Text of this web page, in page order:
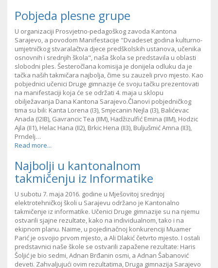
Pobjeda plesne grupe
U organizaciji Prosvjetno-pedagoškog zavoda Kantona
Sarajevo, a povodom Manifestacije "Dvadeset godina kulturno-
umjetničkog stvaralačtva djece predškolskih ustanova, učenika
osnovnih i srednjih škola", naša škola se predstavila u oblasti
slobodni ples. Šesteročlana komisija je donijela odluku da je
tačka naših takmičara najbolja, čime su zauzeli prvo mjesto. Kao
pobjednici učenici Druge gimnazije će svoju tačku prezentovati
na manifestaciji koja će se održati 4. maja u sklopu
obilježavanja Dana Kantona Sarajevo.Članovi pobjedničkog
tima su bili: Kanta Lorena (I3), Smjecanin Nejla (I3), Balićevac
Anada (I2IB), Gavrancic Tea (IIM), Hadžizulfić Emina (IIM), Hodzic
Ajla (II1), Helac Hana (II2), Brkic Hena (II3), Buljušmić Amna (II3),
Prndelj…
Read more...
Najbolji u kantonalnom
takmičenju iz Informatike
U subotu 7. maja 2016. godine u Mješovitoj srednjoj
elektrotehničkoj školi u Sarajevu održano je Kantonalno
takmičenje iz informatike. Učenici Druge gimnazije su na njemu
ostvarili sjajne rezultate, kako na individualnom, tako i na
ekipnom planu. Naime, u pojedinačnoj konkurenciji Muamer
Parić je osvojio prvom mjesto, a Ali Dlakić četvrto mjesto. I ostali
predstavnici naše škole se ostvarili zapažene rezultate: Haris
Šoljić je bio sedmi, Adnan Brđanin osmi, a Adnan Šabanović
deveti. Zahvaljujući ovim rezultatima, Druga gimnazija Sarajevo